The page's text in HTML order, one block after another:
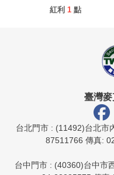
紅利 1 點
臺灣麥
台北門市 : (11492)台北市
87511766 傳真:
台中門市 : (40360)台中市